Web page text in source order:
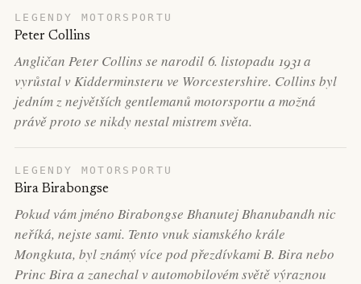
LEGENDY MOTORSPORTU
Peter Collins
Angličan Peter Collins se narodil 6. listopadu 1931 a
vyrůstal v Kidderminsteru ve Worcestershire. Collins byl
jedním z největších gentlemanů motorsportu a možná
právě proto se nikdy nestal mistrem světa.
LEGENDY MOTORSPORTU
Bira Birabongse
Pokud vám jméno Birabongse Bhanutej Bhanubandh nic
neříká, nejste sami. Tento vnuk siamského krále
Mongkuta, byl známý více pod přezdívkami B. Bira nebo
Princ Bira a zanechal v automobilovém světě výraznou